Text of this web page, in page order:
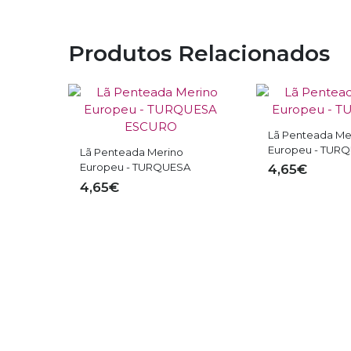
Produtos Relacionados
Lã Penteada Merino
Europeu - PISTACHIO
4,65€
Lã Penteada
Europeu -
4,65€